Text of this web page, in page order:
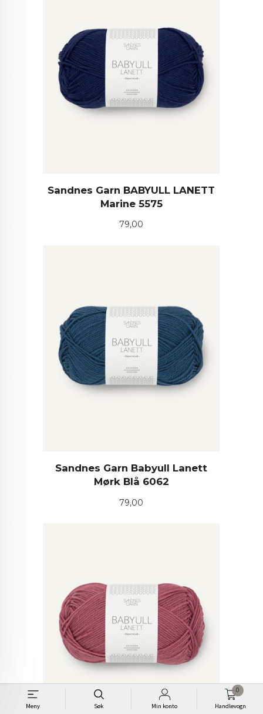
Meny Søk Min konto Handlevogn
0
Sandnes Garn BABYULL LANETT
Marine 5575
Pris
79,00
Sandnes Garn Babyull Lanett
Mørk Blå 6062
Pris
79,00